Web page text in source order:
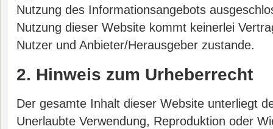
Nutzung des Informationsangebots
Nutzung dieser Website kommt keinerlei
Nutzer und Anbieter/Herausgeber zustande.
2. Hinweis zum Urheberrecht
Der gesamte Inhalt dieser Website unterliegt
Unerlaubte Verwendung, Reproduktion oder